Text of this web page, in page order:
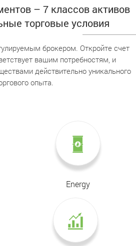
– 7 классов активов
торговые условия
брокером. Откройте счет
вашим потребностям, и
действительно уникального
опыта.
Energy